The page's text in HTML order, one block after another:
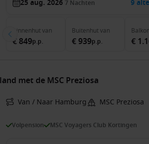
25 aug. 2026 7 Nachten 9
Binnenhutvan
€ 849p.p.
Buitenhutvan
€ 939p.p. €
met de MSC Preziosa
Van / Naar Hamburg MSC Preziosa
Volpension MSC Voyagers Club Kortingen